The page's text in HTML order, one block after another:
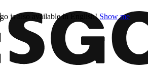
is also available in English! Show me